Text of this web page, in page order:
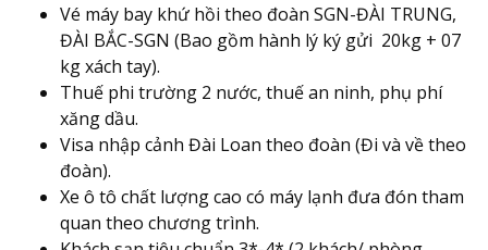
Vé máy bay khứ hồi theo đoàn SGN-ĐÀI TRUNG,
ĐÀI BẮC-SGN (Bao gồm hành lý ký gửi 20kg + 07
kg xách tay).
Thuế phi trường 2 nước, thuế an ninh, phụ phí
xăng dầu.
Visa nhập cảnh Đài Loan theo đoàn (Đi và về theo
đoàn).
Xe ô tô chất lượng cao có máy lạnh đưa đón tham
quan theo chương trình.